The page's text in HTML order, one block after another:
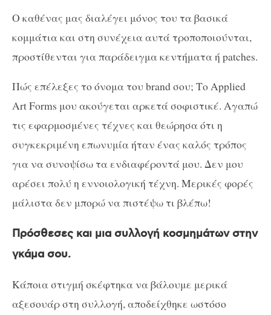
Ο καθένας μας διαλέγει μόνος του τα βασικά
κομμάτια και στη συνέχεια αυτά τροποποιούνται,
προστίθενται για παράδειγμα κεντήματα ή patches.
Πώς επέλεξες το όνομα του brandσου; Το Applied
Art Forms μου ακούγεται αρκετά σοφιστικέ. Αγαπώ
τις εφαρμοσμένες τέχνες και θεώρησα ότι η
συγκεκριμένη επωνυμία ήταν ένας καλός τρόπος
για να συνοψίσω τα ενδιαφέροντά μου. Δεν μου
αρέσει πολύ η εννοιολογική τέχνη. Μερικές φορές
μάλιστα δεν μπορώ να πιστέψω τι βλέπω!
Πρόσθεσες και μια συλλογή κοσμημάτων στην
γκάμα σου.
Κάποια στιγμή σκέφτηκα να βάλουμε μερικά
αξεσουάρ στη συλλογή, αποδείχθηκε ωστόσο